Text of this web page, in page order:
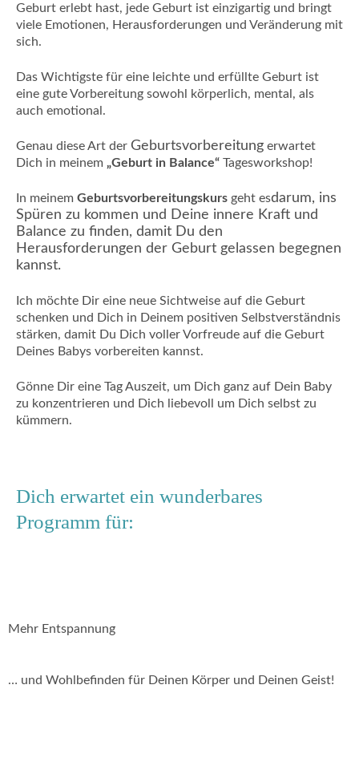
Geburt erlebt hast, jede Geburt ist einzigartig und bringt
viele Emotionen, Herausforderungen und Veränderung mit
sich.
Das Wichtigste für eine leichte und erfüllte Geburt ist
eine gute Vorbereitung sowohl körperlich, mental, als
auch emotional.
Genau diese Art der Geburtsvorbereitung erwartet
Dich in meinem „Geburt in Balance“ Tagesworkshop!
In meinem Geburtsvorbereitungskurs geht esdarum, ins
Spüren zu kommen und Deine innere Kraft und
Balance zu finden, damit Du den
Herausforderungen der Geburt gelassen begegnen
kannst.
Ich möchte Dir eine neue Sichtweise auf die Geburt
schenken und Dich in Deinem positiven Selbstverständnis
stärken, damit Du Dich voller Vorfreude auf die Geburt
Deines Babys vorbereiten kannst.
Gönne Dir eine Tag Auszeit, um Dich ganz auf Dein Baby
zu konzentrieren und Dich liebevoll um Dich selbst zu
kümmern.
Dich erwartet ein wunderbares
Programm für:
Mehr Entspannung
… und Wohlbefinden für Deinen Körper und Deinen Geist!